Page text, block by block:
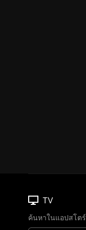
TV
ค้นหาในแอปสโตร์